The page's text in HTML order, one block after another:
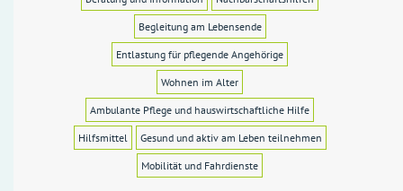
Begleitung am Lebensende
Entlastung für pflegende Angehörige
Wohnen im Alter
Ambulante Pflege und hauswirtschaftliche Hilfe
Hilfsmittel Gesund und aktiv am Leben teilnehmen
Mobilität und Fahrdienste